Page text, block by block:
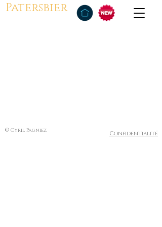
Patersbier
© Cyril Pagniez Confidentialité